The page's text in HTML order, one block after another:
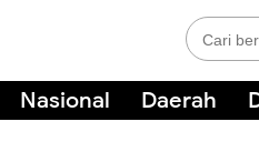
Nasional Daerah